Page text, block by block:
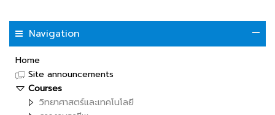
Navigation
Home
Site announcements
Courses
วิทยาศาสตร์และเทคโนโลยี